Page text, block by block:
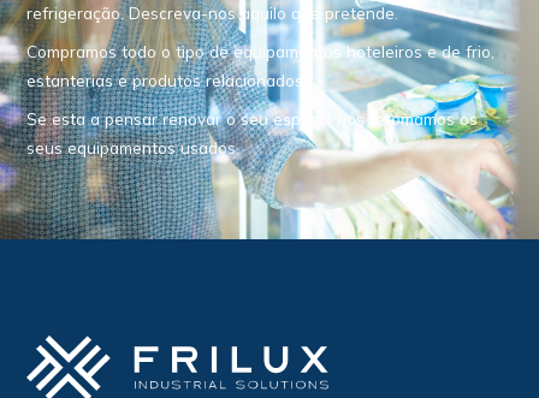
refrigeração. Descreva-nos aquilo que pretende.
Compramos todo o tipo de equipamentos hoteleiros e de frio,
estanterias e produtos relacionados.
Se esta a pensar renovar o seu espaço, nós retomamos os
seus equipamentos usados.